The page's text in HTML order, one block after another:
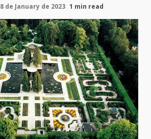
8 de January de 2023 1 min read